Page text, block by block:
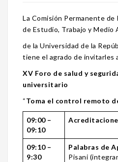
La Comisión Permanente
de Estudio, Trabajo y Medio
de la Universidad de la
tiene el agrado de invitarles
XV Foro de salud y
universitario
“Toma el control remoto
09:00 –
09:10
09:10 –
9:30
Palabras de
Pisani